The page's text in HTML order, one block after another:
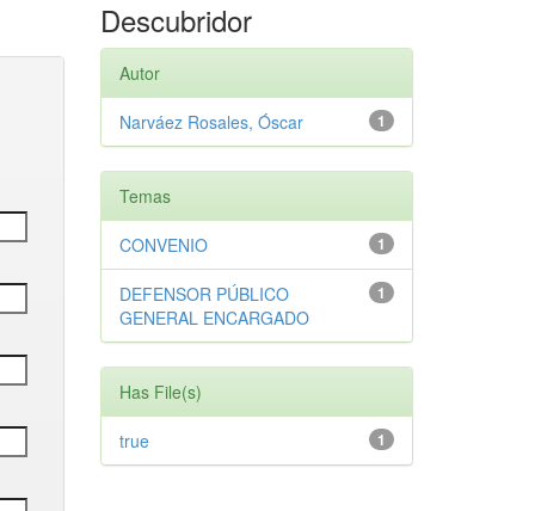
Descubridor
Autor
1
Narváez Rosales, Óscar
Temas
1
CONVENIO
1
DEFENSOR PÚBLICO
GENERAL ENCARGADO
Has File(s)
1
true